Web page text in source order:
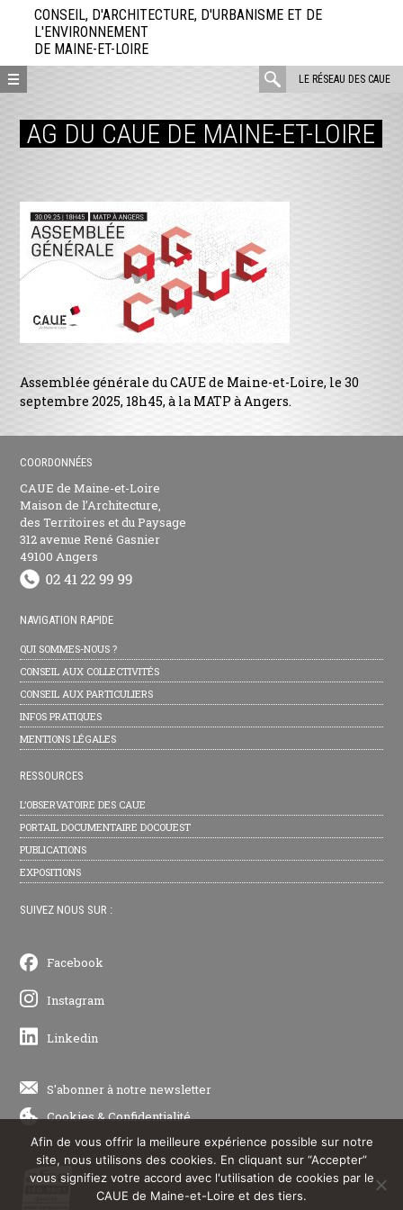
directement
contenu
CONSEIL, D'ARCHITECTURE, D'URBANISME ET DE
L'ENVIRONNEMENT
DE MAINE-ET-LOIRE
LE RÉSEAU DES CAUE
rechercher
AG DU CAUE DE MAINE-ET-LOIRE
Assemblée générale du CAUE de Maine-et-Loire, le 30
septembre 2025, 18h45, à la MATP à Angers.
COORDONNÉES
CAUE de Maine-et-Loire
Maison de l’Architecture,
des Territoires et du Paysage
312 avenue René Gasnier
49100 Angers
NAVIGATION RAPIDE
QUI SOMMES-NOUS ?
CONSEIL AUX COLLECTIVITÉS
CONSEIL AUX PARTICULIERS
INFOS PRATIQUES
MENTIONS LÉGALES
RESSOURCES
L’OBSERVATOIRE DES CAUE
PORTAIL DOCUMENTAIRE DOCOUEST
PUBLICATIONS
EXPOSITIONS
SUIVEZ NOUS SUR :
Facebook
Instagram
Linkedin
S'abonner à notre newsletter
Cookies&Confidentialité
Afin de vous offrir la meilleure expérience possible sur notre
site, nous utilisons des cookies. En cliquant sur “Accepter”
vous signifiez votre accord avec l'utilisation de cookies par le
CAUE de Maine-et-Loire et des tiers.